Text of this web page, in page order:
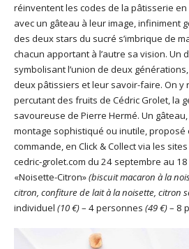
réinventent les codes de la pâtisserie en
avec un gâteau à leur image, infiniment
des deux stars du sucré s’imbrique de
chacun apportant à l’autre sa vision. Un
symbolisant l’union de deux
deux pâtissiers et leur savoir-faire. On y
percutant des fruits de Cédric Grolet, la
savoureuse de Pierre Hermé. Un
montage sophistiqué ou inutile, proposé
commande, en Click & Collect via les
cedric-grolet.com du 24 septembre au
«Noisette-Citron»(biscuit macaron à la
citron, confiture de lait à la noisette, citron
individuel (10 €)– 4 personnes (49 €)– 8